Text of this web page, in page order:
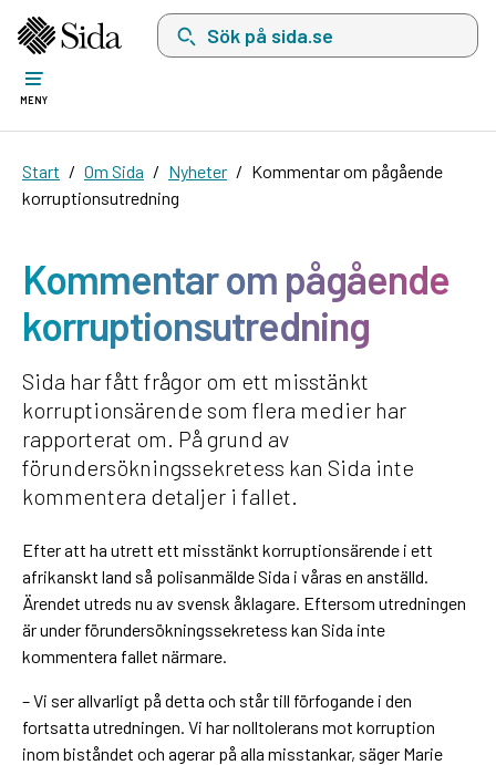
Sök på sida.se, sökförslag kommer att visas
MENY
Start Om Sida Nyheter
Kommentar om pågående
korruptionsutredning
Kommentar om pågående
korruptionsutredning
Sida har fått frågor om ett misstänkt
korruptionsärende som flera medier har
rapporterat om. På grund av
förundersökningssekretess kan Sida inte
kommentera detaljer i fallet.
Efter att ha utrett ett misstänkt korruptionsärende i ett
afrikanskt land så polisanmälde Sida i våras en anställd.
Ärendet utreds nu av svensk åklagare. Eftersom utredningen
är under förundersökningssekretess kan Sida inte
kommentera fallet närmare.
– Vi ser allvarligt på detta och står till förfogande i den
fortsatta utredningen. Vi har nolltolerans mot korruption
inom biståndet och agerar på alla misstankar, säger Marie